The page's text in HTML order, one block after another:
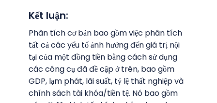
Kết luận:
Phân tích cơ bản bao gồm việc phân tích
tất cả các yếu tố ảnh hưởng đến giá trị nội
tại của một đồng tiền bằng cách sử dụng
các công cụ đã đề cập ở trên, bao gồm
GDP, lạm phát, lãi suất, tỷ lệ thất nghiệp và
chính sách tài khóa/tiền tệ. Nó bao gồm